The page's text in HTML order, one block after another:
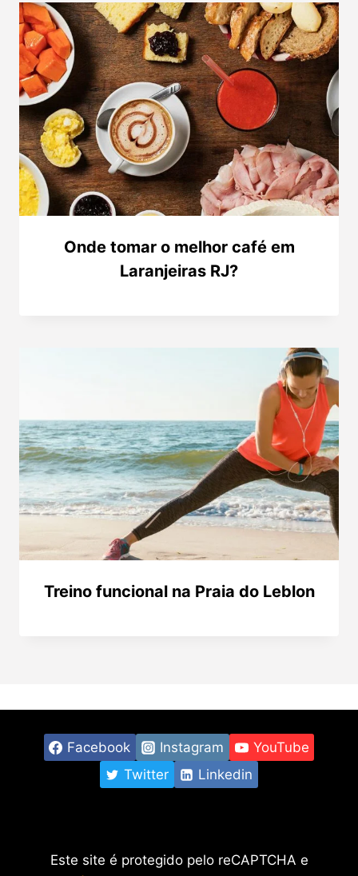
Onde tomar o melhor café em
Laranjeiras RJ?
Treino funcional na Praia do Leblon
Facebook Instagram
YouTube
Twitter
Linkedin
Este site é protegido pelo reCAPTCHA e